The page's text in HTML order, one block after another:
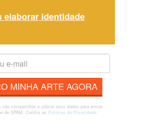
elaborar identidade
MINHA ARTE AGORA
não compartilhar e utilizar seus dados para enviar
de SPAM. Confira as Políticas de Privacidade.